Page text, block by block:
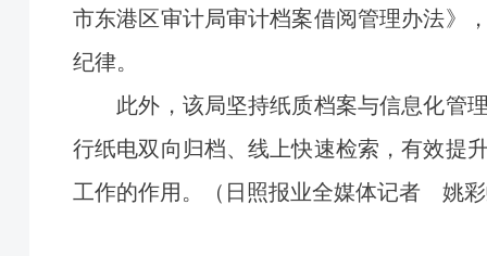
市东港区审计局审计档案借阅管理办法》
纪律。
此外，该局坚持纸质档案与信息化管
行纸电双向归档、线上快速检索，有效提
工作的作用。（ 日照报业全媒体记者 姚